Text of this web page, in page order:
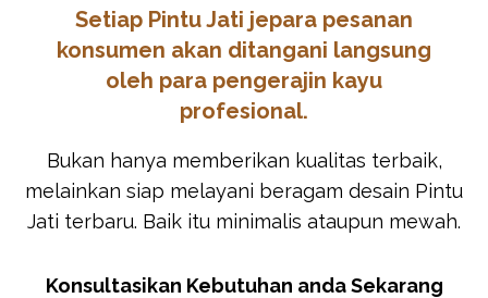
Setiap Pintu Jati jepara pesanan
konsumen akan ditangani langsung
oleh para pengerajin kayu
profesional.
Bukan hanya memberikan kualitas terbaik,
melainkan siap melayani beragam desain Pintu
Jati terbaru. Baik itu minimalis ataupun mewah.
Konsultasikan Kebutuhan anda Sekarang